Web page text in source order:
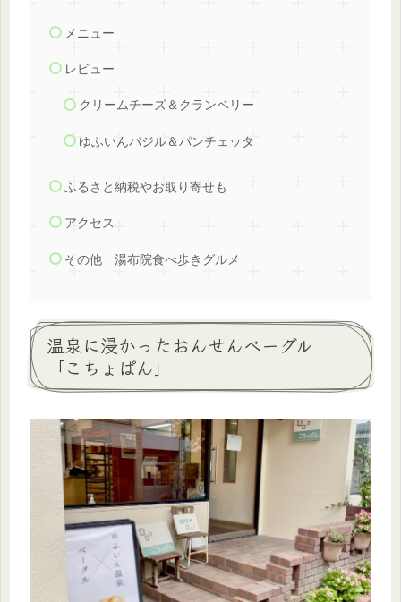
メニュー
レビュー
クリームチーズ＆クランベリー
ゆふいんバジル＆パンチェッタ
ふるさと納税やお取り寄せも
アクセス
その他 湯布院食べ歩きグルメ
温泉に浸かったおんせんベーグル
「こちょぱん」